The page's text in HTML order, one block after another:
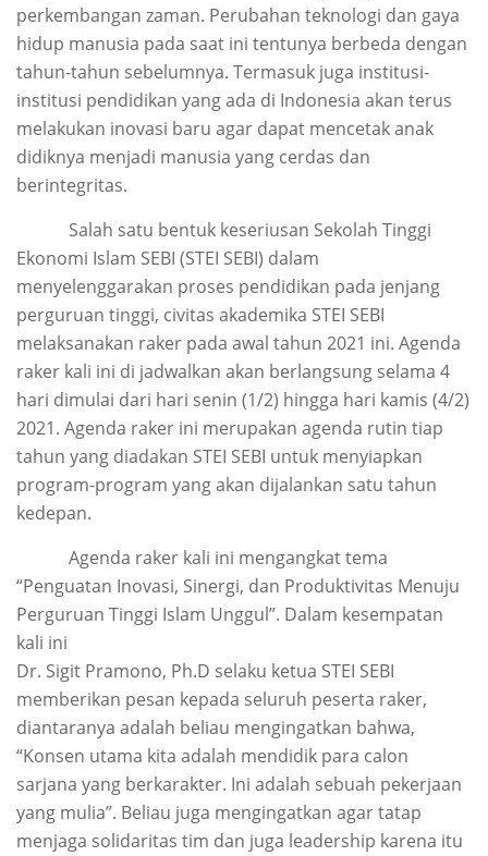
perkembangan zaman. Perubahan teknologi dan gaya
hidup manusia pada saat ini tentunya berbeda dengan
tahun-tahun sebelumnya. Termasuk juga institusi-
institusi pendidikan yang ada di Indonesia akan terus
melakukan inovasi baru agar dapat mencetak anak
didiknya menjadi manusia yang cerdas dan
berintegritas.
Salah satu bentuk keseriusan Sekolah Tinggi
Ekonomi Islam SEBI (STEI SEBI) dalam
menyelenggarakan proses pendidikan pada jenjang
perguruan tinggi, civitas akademika STEI SEBI
melaksanakan raker pada awal tahun 2021 ini. Agenda
raker kali ini di jadwalkan akan berlangsung selama 4
hari dimulai dari hari senin (1/2) hingga hari kamis (4/2)
2021. Agenda raker ini merupakan agenda rutin tiap
tahun yang diadakan STEI SEBI untuk menyiapkan
program-program yang akan dijalankan satu tahun
kedepan.
Agenda raker kali ini mengangkat tema
“Penguatan Inovasi, Sinergi, dan Produktivitas Menuju
Perguruan Tinggi Islam Unggul”. Dalam kesempatan
kali ini
Dr. Sigit Pramono, Ph.D selaku ketua STEI SEBI
memberikan pesan kepada seluruh peserta raker,
diantaranya adalah beliau mengingatkan bahwa,
“Konsen utama kita adalah mendidik para calon
sarjana yang berkarakter. Ini adalah sebuah pekerjaan
yang mulia”. Beliau juga mengingatkan agar tatap
menjaga solidaritas tim dan juga leadership karena itu